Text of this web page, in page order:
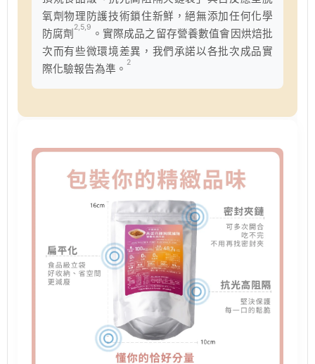
氧劑物理防護技術鎖住新鮮，絕無添加任何化學
防腐劑
2,5,9
。實際成品之留存營養數值會因烘焙批
次而有些微環境差異，我們承諾以各批次成品實
際化驗報告為準。
2